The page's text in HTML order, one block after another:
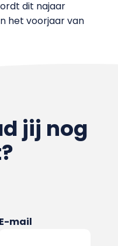
dit najaar
het voorjaar van
jij nog
E-mail